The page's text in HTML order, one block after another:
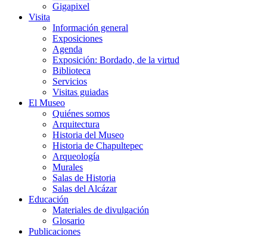
Gigapixel
Visita
Información general
Exposiciones
Agenda
Exposición: Bordado, de la virtud
Biblioteca
Servicios
Visitas guiadas
El Museo
Quiénes somos
Arquitectura
Historia del Museo
Historia de Chapultepec
Arqueología
Murales
Salas de Historia
Salas del Alcázar
Educación
Materiales de divulgación
Glosario
Publicaciones